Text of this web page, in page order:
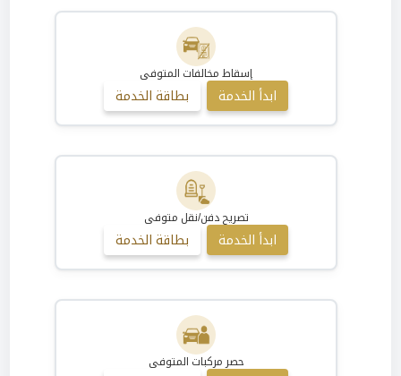
إسقاط مخالفات المتوفى
ابدأ الخدمة بطاقة الخدمة
تصريح دفن/نقل متوفى
ابدأ الخدمة بطاقة الخدمة
حصر مركبات المتوفى